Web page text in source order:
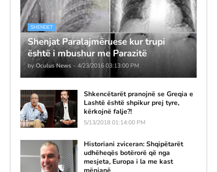
SHENDET
Shenjat Paralajmëruese kur trupi
është i mbushur me Parazitë
by Oculus News - 4/23/2016 03:13:00 PM
Shkencëtarët pranojnë se Greqia e
Lashtë është shpikur prej tyre,
kërkojnë falje?!
5/13/2018 01:14:00 PM
Historiani zviceran: Shqipëtarët
udhëheqës botërorë që nga
mesjeta, Europa i la me kast
mënjanë